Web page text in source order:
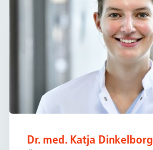
Dr. med. Katja Dinkelborg